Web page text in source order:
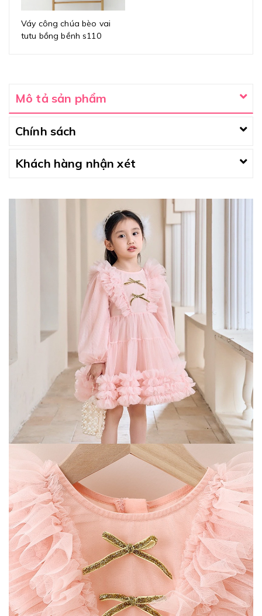
Váy công chúa bèo vai
tutu bồng bềnh s110
Mô tả sản phẩm
Chính sách
Khách hàng nhận xét